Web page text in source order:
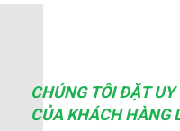
CHÚNG TÔI ĐẶT
CỦA KHÁCH HÀNG